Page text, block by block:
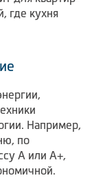
где кухня
Например,
по
A или A+,